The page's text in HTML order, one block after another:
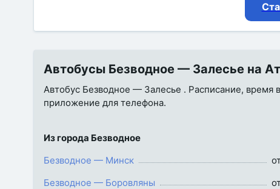
Автобусы Безводное — Залесье на
Автобус Безводное — Залесье . Расписание, время
приложение для телефона.
Из города Безводное
Безводное — Минск
Безводное — Боровляны